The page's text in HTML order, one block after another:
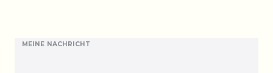
MEINE NACHRICHT